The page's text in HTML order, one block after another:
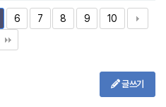
6 7 8 9 10
글쓰기